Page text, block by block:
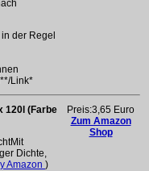
der Regel
Link*
120l (Farbe
Dichte,
Amazon )
Preis:3,65 Euro
Zum Amazon
Shop